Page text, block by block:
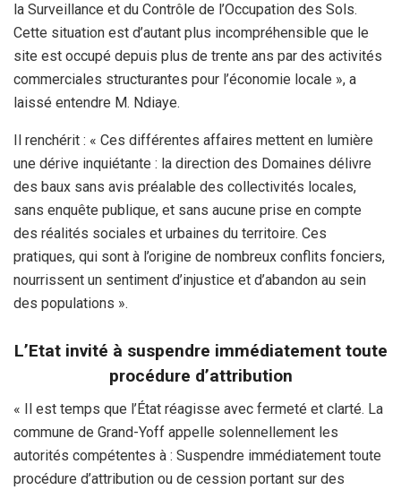
la Surveillance et du Contrôle de l’Occupation des Sols.
Cette situation est d’autant plus incompréhensible que le
site est occupé depuis plus de trente ans par des activités
commerciales structurantes pour l’économie locale », a
laissé entendre M. Ndiaye.
Il renchérit : « Ces différentes affaires mettent en lumière
une dérive inquiétante : la direction des Domaines délivre
des baux sans avis préalable des collectivités locales,
sans enquête publique, et sans aucune prise en compte
des réalités sociales et urbaines du territoire. Ces
pratiques, qui sont à l’origine de nombreux conflits fonciers,
nourrissent un sentiment d’injustice et d’abandon au sein
des populations ».
L’Etat invité à suspendre immédiatement toute
procédure d’attribution
« Il est temps que l’État réagisse avec fermeté et clarté. La
commune de Grand-Yoff appelle solennellement les
autorités compétentes à : Suspendre immédiatement toute
procédure d’attribution ou de cession portant sur des